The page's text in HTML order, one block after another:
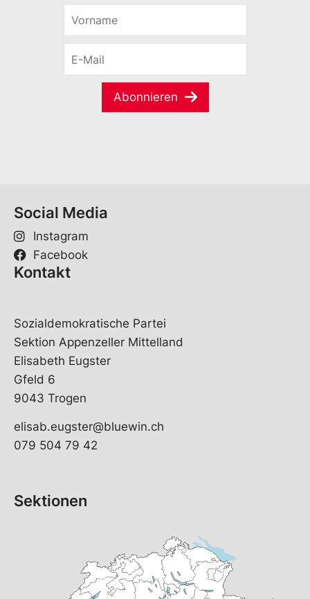
r
m
M
Abonnieren
Social Media
Instagram
Facebook
Kontakt
Sozialdemokratische Partei
Sektion Appenzeller Mittelland
Elisabeth Eugster
Gfeld 6
9043 Trogen
elisab.eugster@bluewin.ch
079 504 79 42
Sektionen